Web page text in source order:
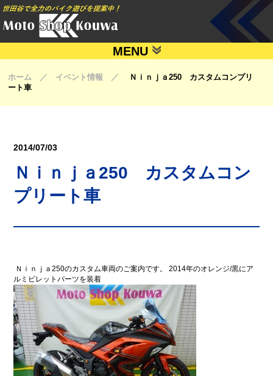
MENU
ホーム ／ イベント情報 ／
Ｎｉｎｊａ250 カスタムコンプリ
ート車
2014/07/03
Ｎｉｎｊａ250 カスタムコン
プリート車
Ｎｉｎｊａ250のカスタム車両のご案内です。 2014年のオレンジ/黒にア
ルミビレットパーツを装着